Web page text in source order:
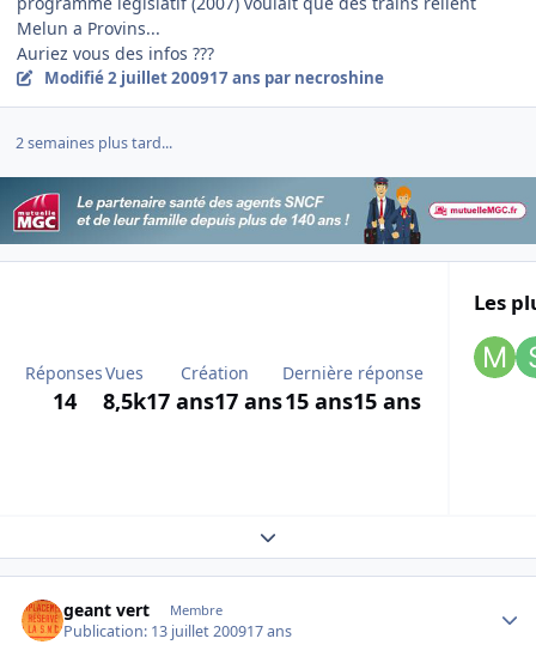
Melun a Provins...
Auriez vous des infos ???
Modifié2 juillet 200917 ans par necroshine
2 semaines plus tard...
Réponses
14
Vues
8,5k
Création
17 ans17 ans
Dernière réponse
15 ans15 ans
Les
Expand topic overview
geant vert Membre
Publication: 13 juillet 200917 ans